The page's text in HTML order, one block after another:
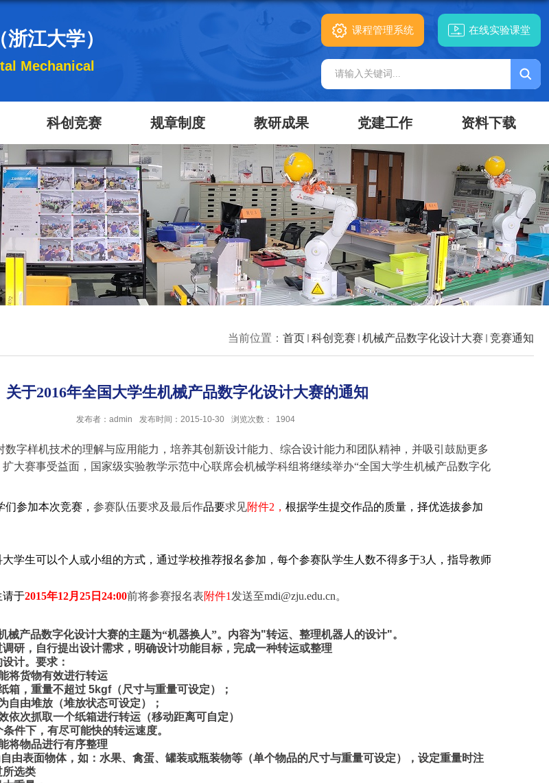
江大学）
Mechanical
课程管理系统 在线实验课堂
模块C
专业前沿认识实习
生产实习
杭州申昊科技股份有限...
杭州海康威视数字技术...
中铁工程装备集团有限...
杭州云深处科技股份有...
杭州前进齿轮箱集团股...
山东临工工程机械有限...
浙江国自机器人技术股...
浙江燃创透平机械股份...
杭州轴承集团有限公司
恒立高压油缸股份有限...
心
科创竞赛
智能机器人创意竞赛
竞赛介绍
竞赛通知
竞赛动态
机械设计竞赛
竞赛介绍
竞赛通知
竞赛动态
电气与自动化大赛
竞赛通知
竞赛动态
机械产品数字化设计大...
竞赛通知
竞赛动态
规章制度
安全卫生规章制度
设备资产规章制度
实验教学规章制度
教研成果
教改项目
实验教材及自制设备
获奖情况
党建工作
理论学习
思政园地
支部动态
资料下载
实验报告
生产实习
当前位置： 首页 科创竞赛 机械产品数字化设计大赛 竞赛通知
关于2016年全国大学生机械产品数字化设计大赛的通知
发布者：admin 发布时间：2015-10-30 浏览次数： 1904
数字样机技术的理解与应用能力，培养其创新设计能力、综合设计能力和团队精神，并吸引鼓励更多
大赛事受益面，国家级实验教学示范中心联席会机械学科组将继续举办“全国大学生机械产品数字化
参加本次竞赛， 参赛队伍要求及最后作品要求见附件2， 根据学生提交作品的质量，择优选拔参加
学生可以个人或小组的方式，通过学校推荐报名参加，每个参赛队学生人数不得多于3人，指导教师
请于2015年12月25 日24:00前将参赛报名表附件1 发送至mdi@zju.edu.cn。
械产品数字化设计大赛的主题为“机器换人”。内容为"转运、整理机器人的设计"。
调研 ， 自行提出设计需求 ， 明确设计功能目标 ， 完成一种转运或整理
设计。要求 ：
将货物有效进行转运
箱 ， 重量不超过 5kgf（尺寸与重量可设定）；
自由堆放 （堆放状态可设定）；
依次抓取一个纸箱进行转运 （移动距离可自定）
条件下 ， 有尽可能快的转运速度。
将物品进行有序整理
由表面物体， 如 ： 水果、禽蛋、罐装或瓶装物等 （单个物品的尺寸与重量可设定）， 设定重量时注
所选类